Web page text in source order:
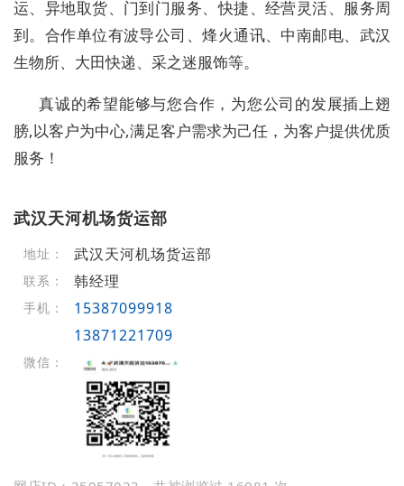
运、异地取货、门到门服务、快捷、经营灵活、服务周
到。合作单位有波导公司、烽火通讯、中南邮电、武汉
生物所、大田快递、采之迷服饰等。
真诚的希望能够与您合作，为您公司的发展插上翅
膀,以客户为中心,满足客户需求为己任，为客户提供优质
服务！
武汉天河机场货运部
地址： 武汉天河机场货运部
联系： 韩经理
手机：
15387099918
13871221709
微信：